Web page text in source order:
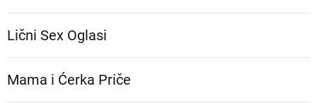
Lični Sex Oglasi
Mama i Ćerka Priče